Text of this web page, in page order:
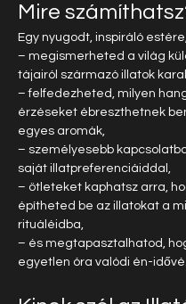
Mire
Egy nyugodt, inspiráló
– megismerheted a világ
tájairól származó illatok
– felfedezheted, milyen
érzéseket ébreszthetnek
egyes aromák,
– személyesebb
saját illatpreferenciáiddal,
– ötleteket kaphatsz arra,
építheted be az illatokat a
rituáléidba,
– és megtapasztalhatod,
egyetlen óra valódi én-idővé.